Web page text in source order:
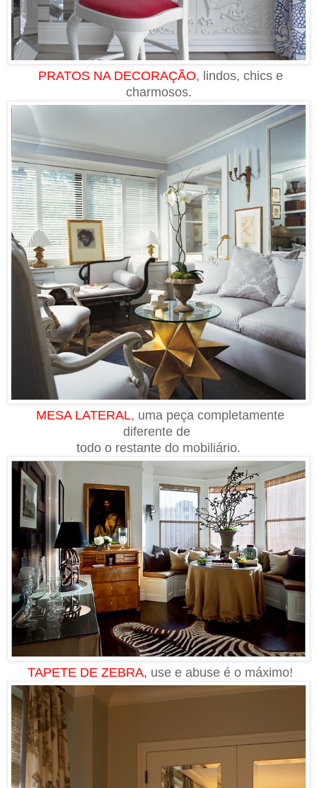
PRATOS NA DECORAÇÃO, lindos, chics e
charmosos.
MESA LATERAL, uma peça completamente
diferente de
todo o restante do mobiliário.
TAPETE DE ZEBRA, use e abuse é o máximo!